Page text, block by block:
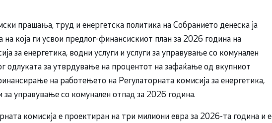
прашања, труд и енергетска политика на Собранието денеска ја
која ги усвои предлог-финансискиот план за 2026 година на
за енергетика, водни услуги и услуги за управување со комунален
одлуката за утврдување на процентот на зафаќање од вкупниот
на работењето на Регулаторната комисија за енергетика,
за управување со комунален отпад за 2026 година.
комисија е проектиран на три милиони евра за 2026-та година и е